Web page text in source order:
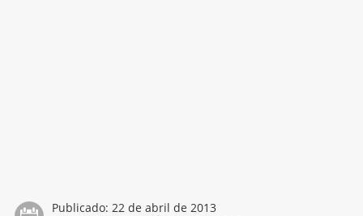
Publicado: 22 de abril de 2013